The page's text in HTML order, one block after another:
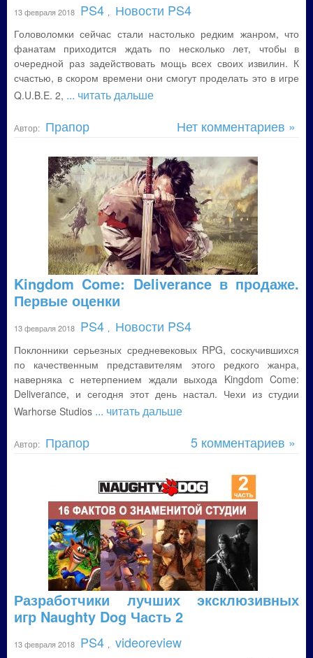
13 февраля 2018 PS4 Новости PS4
Головоломки сейчас стали настолько редким жанром, что
фанатам приходится ждать по несколько лет, чтобы в
очередной раз задействовать мощь всех своих извилин. К
счастью, в скором времени они смогут проделать это в игре
Q.U.B.E. 2, ... читать дальше
Автор: Прапор Нет комментариев »
Kingdom Come: Deliverance в продаже.
Первые оценки
13 февраля 2018 PS4 Новости PS4
Поклонники серьезных средневековых RPG, соскучившихся
по качественным представителям этого редкого жанра,
наверняка с нетерпением ждали выхода Kingdom Come:
Deliverance, и сегодня этот день настал. Чехи из студии
Warhorse Studios ... читать дальше
Автор: Прапор 5 комментариев »
Разработчики лучших эксклюзивных
игр Naughty Dog Часть 2
13 февраля 2018 PS4 videoreview